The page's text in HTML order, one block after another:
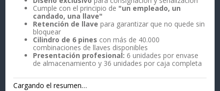
Cumple con el principio de "un empleado, un
candado, una llave"
Retención de llave para garantizar que no quede sin
bloquear
Cilindro de 6 pines con más de 40.000
combinaciones de llaves disponibles
Presentación profesional: 6 unidades por envase
de almacenamiento y 36 unidades por caja completa
Cargando el resumen…